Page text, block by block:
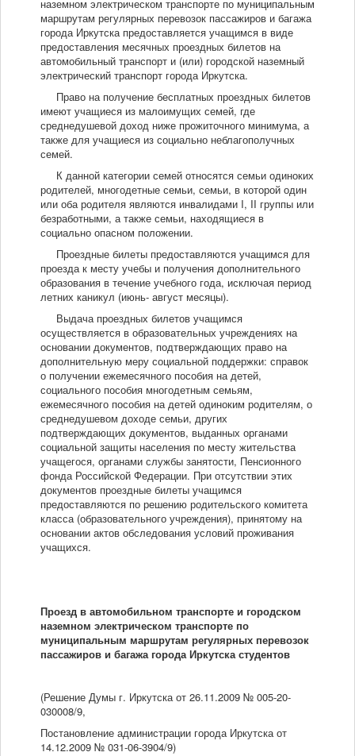
наземном электрическом транспорте по муниципальным
маршрутам регулярных перевозок пассажиров и багажа
города Иркутска предоставляется учащимся в виде
предоставления месячных проездных билетов на
автомобильный транспорт и (или) городской наземный
электрический транспорт города Иркутска.
Право на получение бесплатных проездных билетов
имеют учащиеся из малоимущих семей, где
среднедушевой доход ниже прожиточного минимума, а
также для учащиеся из социально неблагополучных
семей.
К данной категории семей относятся семьи одиноких
родителей, многодетные семьи, семьи, в которой один
или оба родителя являются инвалидами I, II группы или
безработными, а также семьи, находящиеся в
социально опасном положении.
Проездные билеты предоставляются учащимся для
проезда к месту учебы и получения дополнительного
образования в течение учебного года, исключая период
летних каникул (июнь- август месяцы).
Выдача проездных билетов учащимся
осуществляется в образовательных учреждениях на
основании документов, подтверждающих право на
дополнительную меру социальной поддержки: справок
о получении ежемесячного пособия на детей,
социального пособия многодетным семьям,
ежемесячного пособия на детей одиноким родителям, о
среднедушевом доходе семьи, других
подтверждающих документов, выданных органами
социальной защиты населения по месту жительства
учащегося, органами службы занятости, Пенсионного
фонда Российской Федерации. При отсутствии этих
документов проездные билеты учащимся
предоставляются по решению родительского комитета
класса (образовательного учреждения), принятому на
основании актов обследования условий проживания
учащихся.
Проезд в автомобильном транспорте и городском
наземном электрическом транспорте по
муниципальным маршрутам регулярных перевозок
пассажиров и багажа города Иркутска студентов
(Решение Думы г. Иркутска от 26.11.2009 № 005-20-
030008/9,
Постановление администрации города Иркутска от
14.12.2009 № 031-06-3904/9)